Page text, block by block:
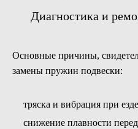
Диагностика и
Основные причины,
замены пружин подвески:
тряска и вибрация при
снижение плавности